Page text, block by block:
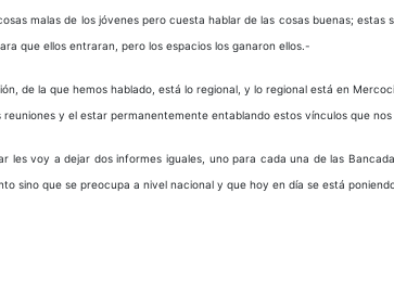
malas de los jóvenes pero cuesta hablar de las cosas buenas;
que ellos entraran, pero los espacios los ganaron ellos.-
de la que hemos hablado, está lo regional, y lo regional está en
y el estar permanentemente entablando estos vínculos que
les voy a dejar dos informes iguales, uno para cada una de las
sino que se preocupa a nivel nacional y que hoy en día se está